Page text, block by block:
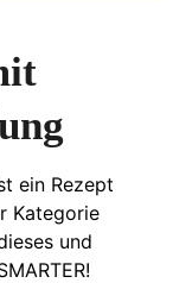
ein Rezept
Kategorie
und